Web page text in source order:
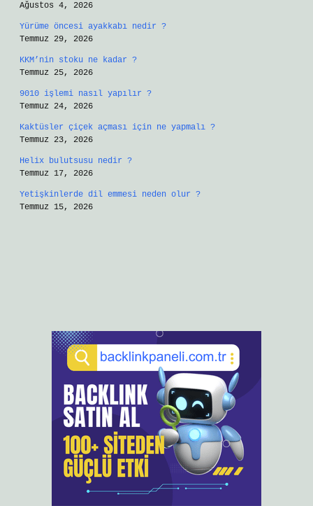
Ağustos 4, 2026
Yürüme öncesi ayakkabı nedir ?
Temmuz 29, 2026
KKM’nin stoku ne kadar ?
Temmuz 25, 2026
9010 işlemi nasıl yapılır ?
Temmuz 24, 2026
Kaktüsler çiçek açması için ne yapmalı ?
Temmuz 23, 2026
Helix bulutsusu nedir ?
Temmuz 17, 2026
Yetişkinlerde dil emmesi neden olur ?
Temmuz 15, 2026